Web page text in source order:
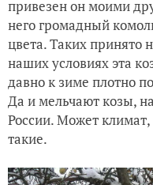
привезен он моими
него громадный
цвета. Таких принято
наших условиях эта
давно к зиме плотно
Да и мельчают козы,
России. Может
такие.